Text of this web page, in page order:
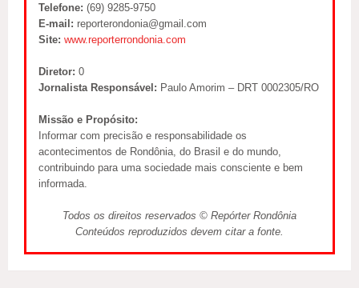
Telefone: (69) 9285-9750
E-mail: reporterondonia@gmail.com
Site: www.reporterrondonia.com
Diretor: 0
Jornalista Responsável: Paulo Amorim – DRT 0002305/RO
Missão e Propósito:
Informar com precisão e responsabilidade os
acontecimentos de Rondônia, do Brasil e do mundo,
contribuindo para uma sociedade mais consciente e bem
informada.
Todos os direitos reservados © Repórter Rondônia
Conteúdos reproduzidos devem citar a fonte.